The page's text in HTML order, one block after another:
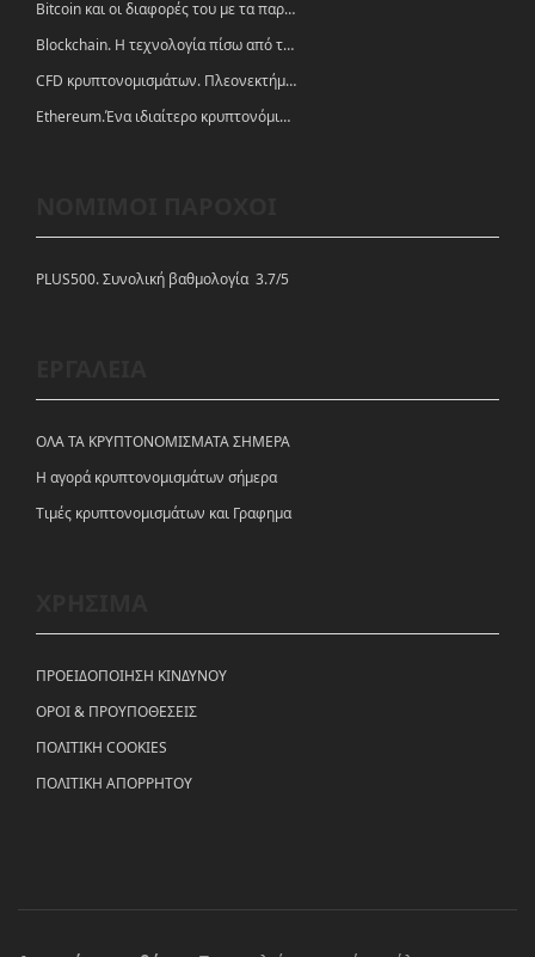
Bitcoin και οι διαφορές του με τα παραδοσιακά νομίσματα
Blockchain. Η τεχνολογία πίσω από τα κρυπτονομίσματα
CFD κρυπτονομισμάτων. Πλεονεκτήματα και ευκαιρίες
Ethereum.Ένα ιδιαίτερο κρυπτονόμισμα-πλατφόρμα
PLUS500. Συνολική βαθμολογία 3.7/5
ΟΛΑ ΤΑ ΚΡΥΠΤΟΝΟΜΙΣΜΑΤΑ ΣΗΜΕΡΑ
Η αγορά κρυπτονομισμάτων σήμερα
Tιμές κρυπτονομισμάτων και Γραφημα
ΠΡΟΕΙΔΟΠΟΙΗΣΗ ΚΙΝΔΥΝΟΥ
ΟΡΟΙ & ΠΡΟΥΠΟΘΕΣΕΙΣ
ΠΟΛΙΤΙΚΗ COOKIES
ΠΟΛΙΤΙΚΗ ΑΠΟΡΡΗΤΟΥ